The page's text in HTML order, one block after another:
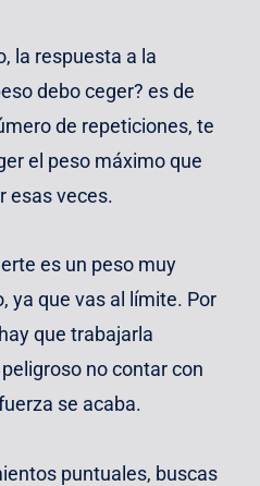
la respuesta a la
debo ceger? es de
de repeticiones, te
el peso máximo que
esas veces.
es un peso muy
ya que vas al límite. Por
que trabajarla
no contar con
se acaba.
puntuales, buscas